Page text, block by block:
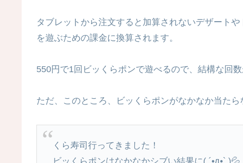
タブレットから注文すると加算されないデザート
を遊ぶための課金に換算されます。
550円で1回ビッくらポンで遊べるので、結構な回数
ただ、このところ、ビッくらポンがなかなか当た
くら寿司行ってきました！
ビッくらポンはなかなかシブい結果に( ´•д•` )💦